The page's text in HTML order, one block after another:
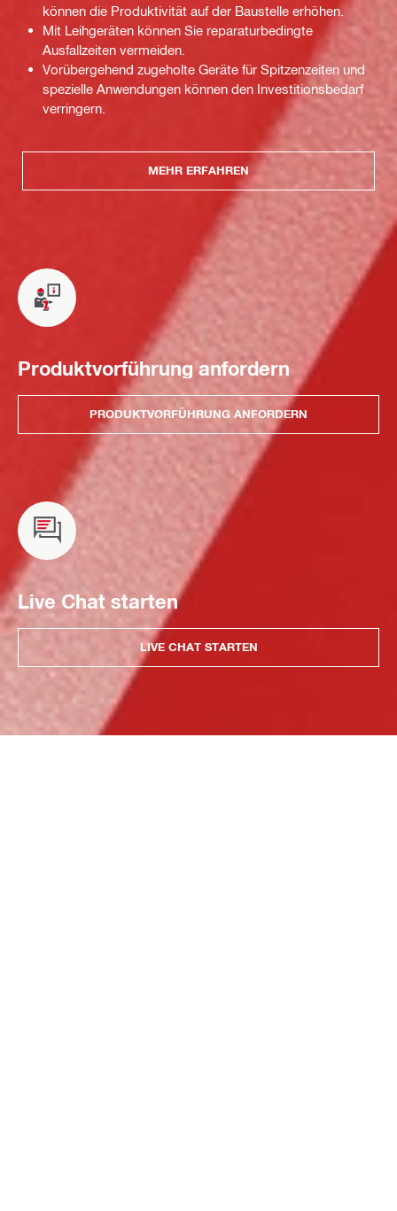
können die Produktivität auf der Baustelle erhöhen.
Mit Leihgeräten können Sie reparaturbedingte
Ausfallzeiten vermeiden.
Vorübergehend zugeholte Geräte für Spitzenzeiten und
spezielle Anwendungen können den Investitionsbedarf
verringern.
MEHR ERFAHREN
Produktvorführung anfordern
PRODUKTVORFÜHRUNG ANFORDERN
Live Chat starten
LIVE CHAT STARTEN